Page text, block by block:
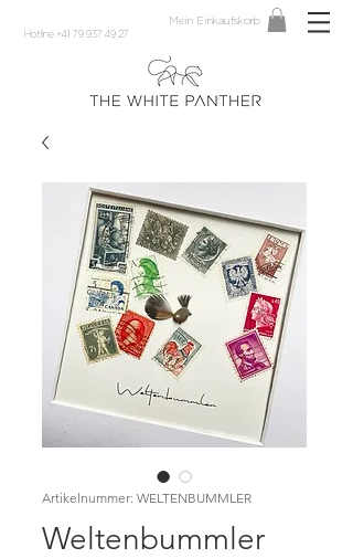
Hotline +41 79 937 49 27
Mein Einkaufskorb
Artikelnummer: WELTENBUMMLER
Weltenbummler